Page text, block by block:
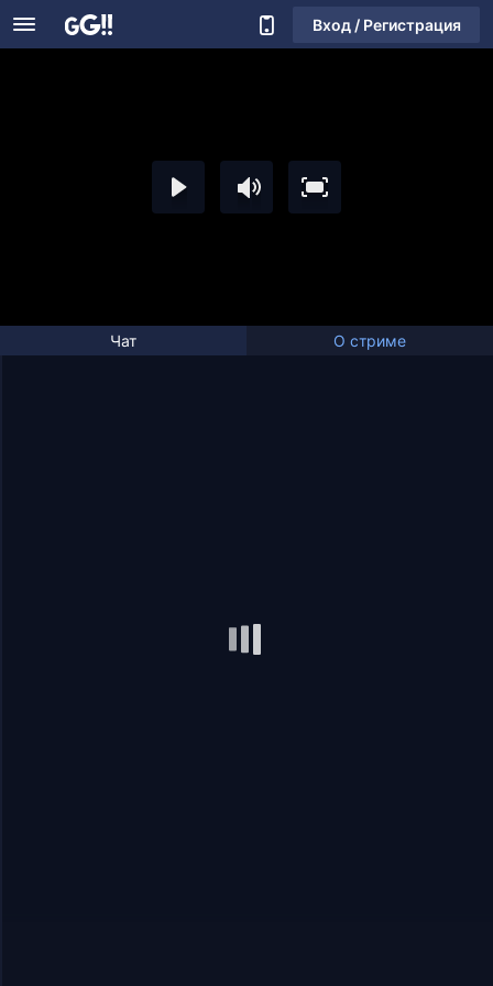
Вход / Регистрация
Чат О стриме